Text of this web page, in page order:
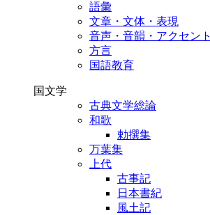
語彙
文章・文体・表現
音声・音韻・アクセント
方言
国語教育
国文学
古典文学総論
和歌
勅撰集
万葉集
上代
古事記
日本書紀
風土記